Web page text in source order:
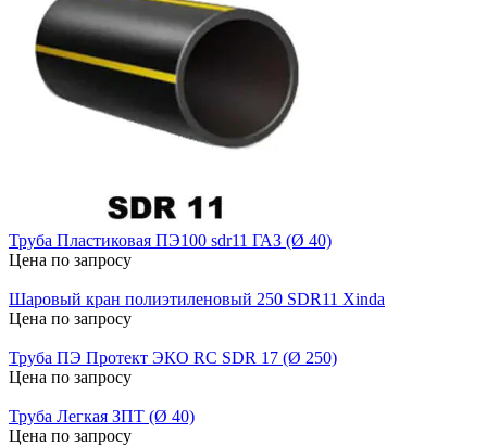
Труба Пластиковая ПЭ100 sdr11 ГАЗ (Ø 40)
Цена по запросу
Шаровый кран полиэтиленовый 250 SDR11 Xinda
Цена по запросу
Труба ПЭ Протект ЭКО RC SDR 17 (Ø 250)
Цена по запросу
Труба Легкая ЗПТ (Ø 40)
Цена по запросу